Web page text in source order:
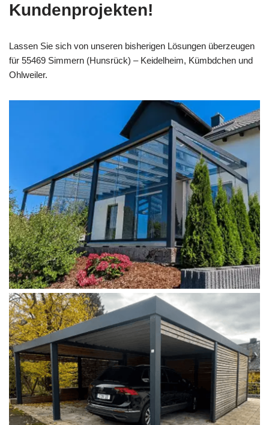
Kundenprojekten!
Lassen Sie sich von unseren bisherigen Lösungen überzeugen
für 55469 Simmern (Hunsrück) – Keidelheim, Kümbdchen und
Ohlweiler.